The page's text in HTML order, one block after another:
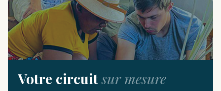
Votre circuitsur mesure